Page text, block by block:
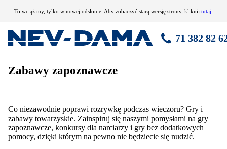
To wciąż my, tylko w nowej odsłonie. Aby zobaczyć starą wersję strony, kliknij tutaj
71 382 82
Zabawy zapoznawcze
Co niezawodnie poprawi rozrywkę podczas wieczoru? Gry i
zabawy towarzyskie. Zainspiruj się naszymi pomysłami na gry
zapoznawcze, konkursy dla narciarzy i gry bez dodatkowych
pomocy, dzięki którym na pewno nie będziecie się nudzić.